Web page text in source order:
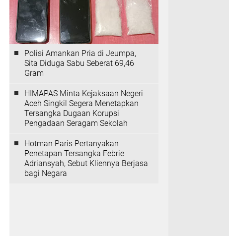
Polisi Amankan Pria di Jeumpa,
Sita Diduga Sabu Seberat 69,46
Gram
HIMAPAS Minta Kejaksaan Negeri
Aceh Singkil Segera Menetapkan
Tersangka Dugaan Korupsi
Pengadaan Seragam Sekolah
Hotman Paris Pertanyakan
Penetapan Tersangka Febrie
Adriansyah, Sebut Kliennya Berjasa
bagi Negara